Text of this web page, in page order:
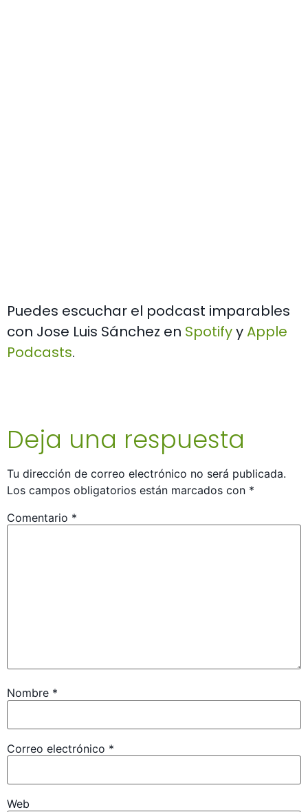
Puedes escuchar el podcast imparables
con Jose Luis Sánchez en SpotifyyApple
Podcasts.
Deja una respuesta
Tu dirección de correo electrónico no será publicada.
Los campos obligatorios están marcados con *
Comentario *
Nombre *
Correo electrónico *
Web